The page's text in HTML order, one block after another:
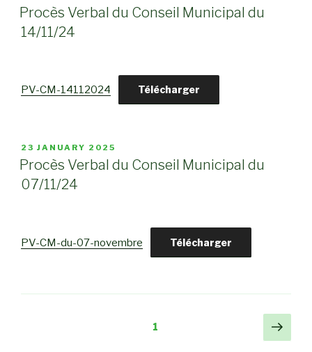
ON
Procès Verbal du Conseil Municipal du
14/11/24
PV-CM-14112024 Télécharger
POSTED
ON
23 JANUARY 2025
Procès Verbal du Conseil Municipal du
07/11/24
PV-CM-du-07-novembre Télécharger
1
Next